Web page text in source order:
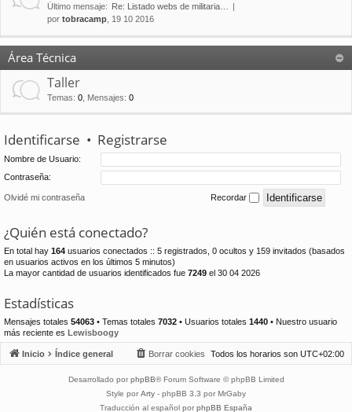
Último mensaje:
Re: Listado webs de militaria…
por tobracamp , 19 10 2016
Área Técnica
Taller
Temas: 0 Mensajes: 0
Identificarse • Registrarse
Nombre de Usuario:
Contraseña:
Olvidé mi contraseña Recordar
¿Quién está conectado?
En total hay 164 usuarios conectados :: 5 registrados, 0 ocultos y 159 invitados (basados
en usuarios activos en los últimos 5 minutos)
La mayor cantidad de usuarios identificados fue 7249 el 30 04 2026
Estadísticas
Mensajes totales 54063 • Temas totales 7032 • Usuarios totales 1440 • Nuestro usuario
más reciente es Lewisboogy
Inicio Índice general Todos los horarios son UTC+02:00
Borrar cookies
Desarrollado por phpBB® Forum Software © phpBB Limited
Style por Arty - phpBB 3.3 por MrGaby
Traducción al español por phpBB España